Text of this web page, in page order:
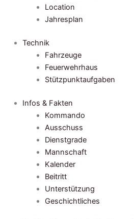
Location
Jahresplan
Technik
Fahrzeuge
Feuerwehrhaus
Stützpunktaufgaben
Infos & Fakten
Kommando
Ausschuss
Dienstgrade
Mannschaft
Kalender
Beitritt
Unterstützung
Geschichtliches